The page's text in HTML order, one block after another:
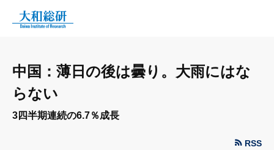
中国：薄日の後は曇り。大雨にはな
らない
3四半期連続の6.7％成長
RSS